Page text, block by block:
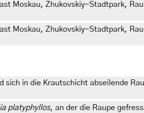
Moskau, Zhukovskiy-Stadtpark,
Moskau, Zhukovskiy-Stadtpark,
in die Krautschicht abseilende
platyphyllos, an der die Raupe